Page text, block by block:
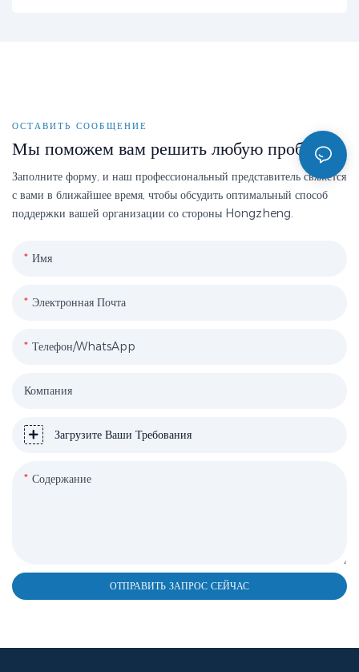
ОСТАВИТЬ СООБЩЕНИЕ
Мы поможем вам решить любую проблему
Заполните форму, и наш профессиональный представитель свяжется
с вами в ближайшее время, чтобы обсудить оптимальный способ
поддержки вашей организации со стороны Hongzheng.
Имя
Электронная Почта
Телефон/WhatsApp
Компания
Загрузите Ваши Требования
Содержание
ОТПРАВИТЬ ЗАПРОС СЕЙЧАС